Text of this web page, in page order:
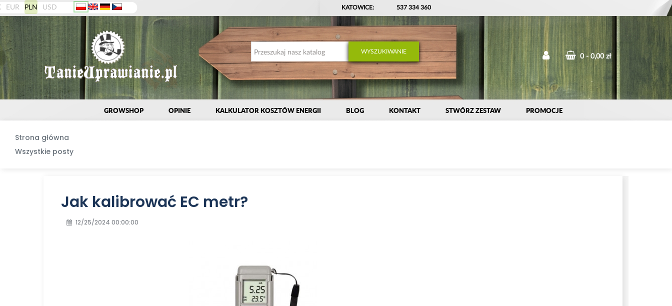
EUR PLN USD KATOWICE: 537 334 360
WYSZUKIWANIE
0 0,00 zł
GROWSHOP OPINIE KALKULATOR KOSZTÓW ENERGII BLOG KONTAKT STWÓRZ ZESTAW PROMOCJE
Strona główna
Wszystkie posty
Jak kalibrować EC metr?
12/25/2024 00:00:00